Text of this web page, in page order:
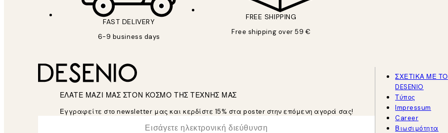
FAST DELIVERY
6-9 business days
FREE SHIPPING
Free shipping over 59 €
ΕΛΑΤΕ ΜΑΖΙ ΜΑΣ ΣΤΟΝ ΚΟΣΜΟ ΤΗΣ ΤΕΧΝΗΣ ΜΑΣ
Εγγραφείτε στο newsletter μας και κερδίστε 15% στα poster στην επόμενη αγορά σας!
ΣΧΕΤΙΚΑ ΜΕ ΤΟ
DESENIO
Τύπος
Impressum
Career
Βιωσιμότητα